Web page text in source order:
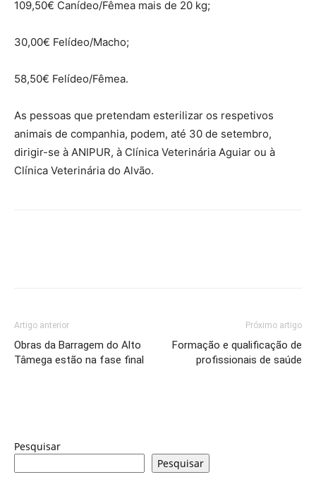
109,50€ Canídeo/Fêmea mais de 20 kg;
30,00€ Felídeo/Macho;
58,50€ Felídeo/Fêmea.
As pessoas que pretendam esterilizar os respetivos
animais de companhia, podem, até 30 de setembro,
dirigir-se à ANIPUR, à Clínica Veterinária Aguiar ou à
Clínica Veterinária do Alvão.
Artigo anterior
Obras da Barragem do Alto
Tâmega estão na fase final
Próximo artigo
Formação e qualificação de
profissionais de saúde
Pesquisar
Pesquisar